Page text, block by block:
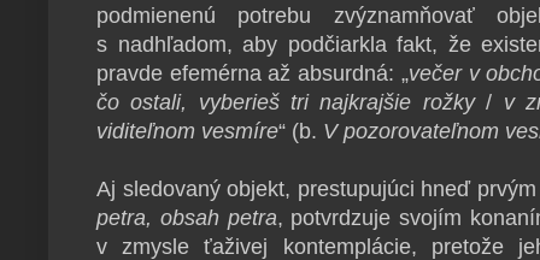
podmienenú potrebu zvýznamňovať
s nadhľadom, aby podčiarkla fakt, že
pravde efemérna až absurdná: „večer v
čo ostali, vyberieš tri najkrajšie rožky/ v
viditeľnom vesmíre“ (b. V pozorovateľnom
Aj sledovaný objekt, prestupujúci hneď
petra, obsah petra, potvrdzuje svojím
v zmysle ťaživej kontemplácie, pretože